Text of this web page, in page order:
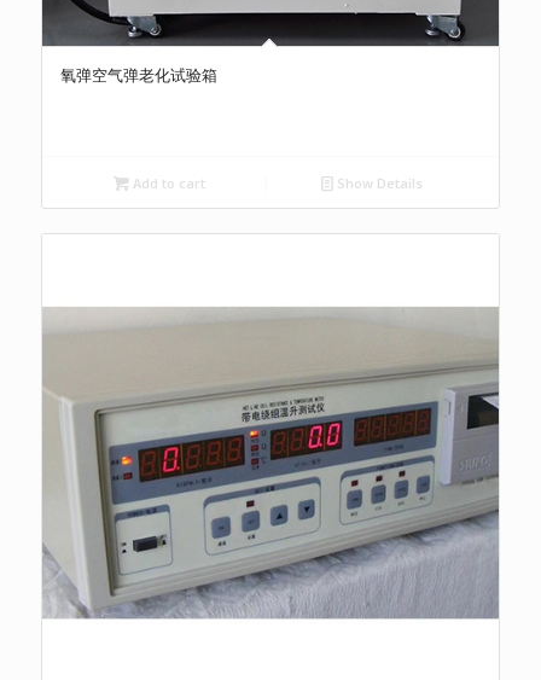
氧弹空气弹老化试验箱
Add to cart Show Details